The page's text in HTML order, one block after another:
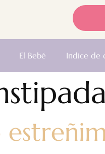
El Bebé Indice de